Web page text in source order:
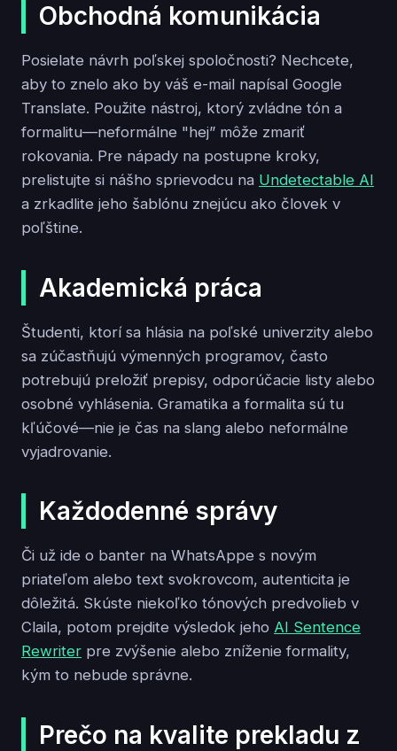
Obchodná komunikácia
Posielate návrh poľskej spoločnosti? Nechcete,
aby to znelo ako by váš e-mail napísal Google
Translate. Použite nástroj, ktorý zvládne tón a
formalitu—neformálne "hej” môže zmariť
rokovania. Pre nápady na postupne kroky,
prelistujte si nášho sprievodcu na Undetectable AI
a zrkadlite jeho šablónu znejúcu ako človek v
poľštine.
Akademická práca
Študenti, ktorí sa hlásia na poľské univerzity alebo
sa zúčastňujú výmenných programov, často
potrebujú preložiť prepisy, odporúčacie listy alebo
osobné vyhlásenia. Gramatika a formalita sú tu
kľúčové—nie je čas na slang alebo neformálne
vyjadrovanie.
Každodenné správy
Či už ide o banter na WhatsAppe s novým
priateľom alebo text svokrovcom, autenticita je
dôležitá. Skúste niekoľko tónových predvolieb v
Claila, potom prejdite výsledok jeho AI Sentence
Rewriter pre zvýšenie alebo zníženie formality,
kým to nebude správne.
Prečo na kvalite prekladu z